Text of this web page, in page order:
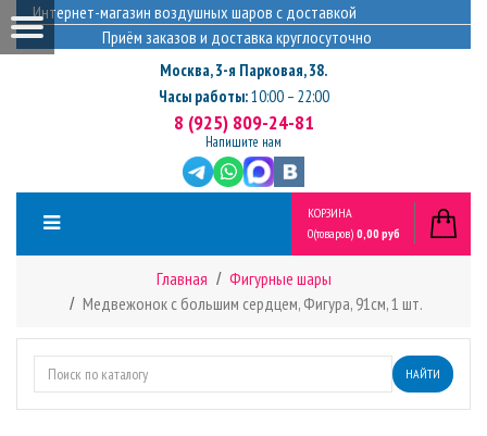
Интернет-магазин воздушных шаров с доставкой
Приём заказов и доставка круглосуточно
Москва,3-я Парковая, 38.
Часы работы:10:00 – 22:00
8 (925) 809-24-81
Напишите нам
КОРЗИНА
0(товаров) 0,00 руб
Главная
Фигурные шары
Медвежонок с большим сердцем, Фигура, 91см, 1 шт.
НАЙТИ